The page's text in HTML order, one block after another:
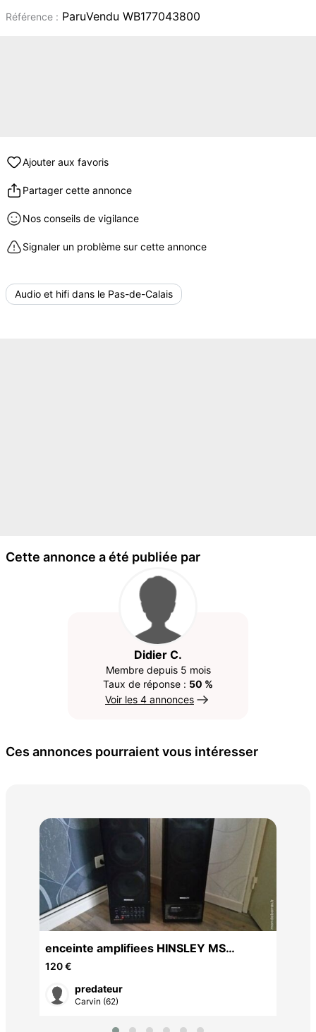
Référence : ParuVendu WB177043800
Ajouter aux favoris
Partager cette annonce
Nos conseils de vigilance
Signaler un problème sur cette annonce
Audio et hifi dans le Pas-de-Calais
Cette annonce a été publiée par
Didier C.
Membre depuis 5 mois
Taux de réponse : 50 %
Voir les 4 annonces
Ces annonces pourraient vous intéresser
enceinte amplifiees HINSLEY MS
100STUDIO 2x100w
120 €
predateur
Carvin (62)